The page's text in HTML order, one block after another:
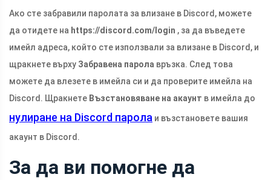
Ако сте забравили паролата за влизане в Discord, можете
да отидете на https://discord.com/login , за да въведете
имейл адреса, който сте използвали за влизане в Discord, и
щракнете върху Забравена парола връзка. След това
можете да влезете в имейла си и да проверите имейла на
Discord. Щракнете Възстановяване на акаунт в имейла до
нулиране на Discord парола и възстановете вашия
акаунт в Discord.
За да ви помогне да